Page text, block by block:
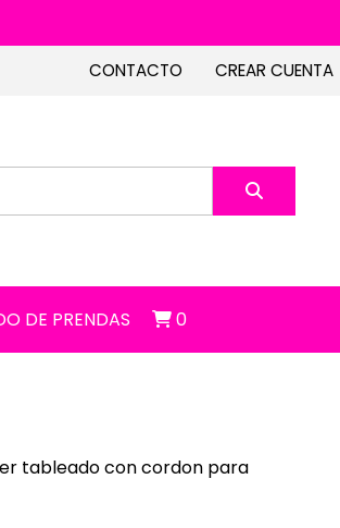
CONTACTO CREAR CUENTA
DE PRENDAS 0
tableado con cordon para